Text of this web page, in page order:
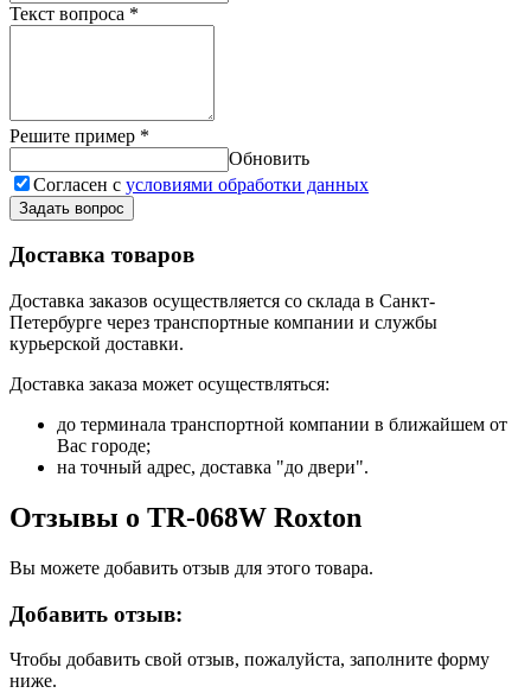
Текст вопроса *
Решите пример *
Обновить
Согласен с условиями обработки данных
Задать вопрос
Доставка товаров
Доставка заказов осуществляется со склада в Санкт-
Петербурге через транспортные компании и службы
курьерской доставки.
Доставка заказа может осуществляться:
до терминала транспортной компании в ближайшем от
Вас городе;
на точный адрес, доставка "до двери".
Отзывы о TR-068W Roxton
Вы можете добавить отзыв для этого товара.
Добавить отзыв:
Чтобы добавить свой отзыв, пожалуйста, заполните форму
ниже.